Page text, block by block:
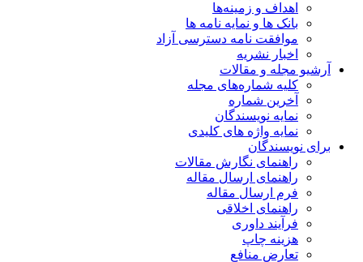
اهداف و زمینه‌ها
بانک ها و نمایه نامه ها
موافقت نامه دسترسی آزاد
اخبار نشریه
آرشیو مجله و مقالات
کلیه شماره‌های مجله
آخرین شماره
نمایه نویسندگان
نمایه واژه های کلیدی
برای نویسندگان
راهنمای نگارش مقالات
راهنمای ارسال مقاله
فرم ارسال مقاله
راهنمای اخلاقی
فرآیند داوری
هزینه چاپ
تعارض منافع